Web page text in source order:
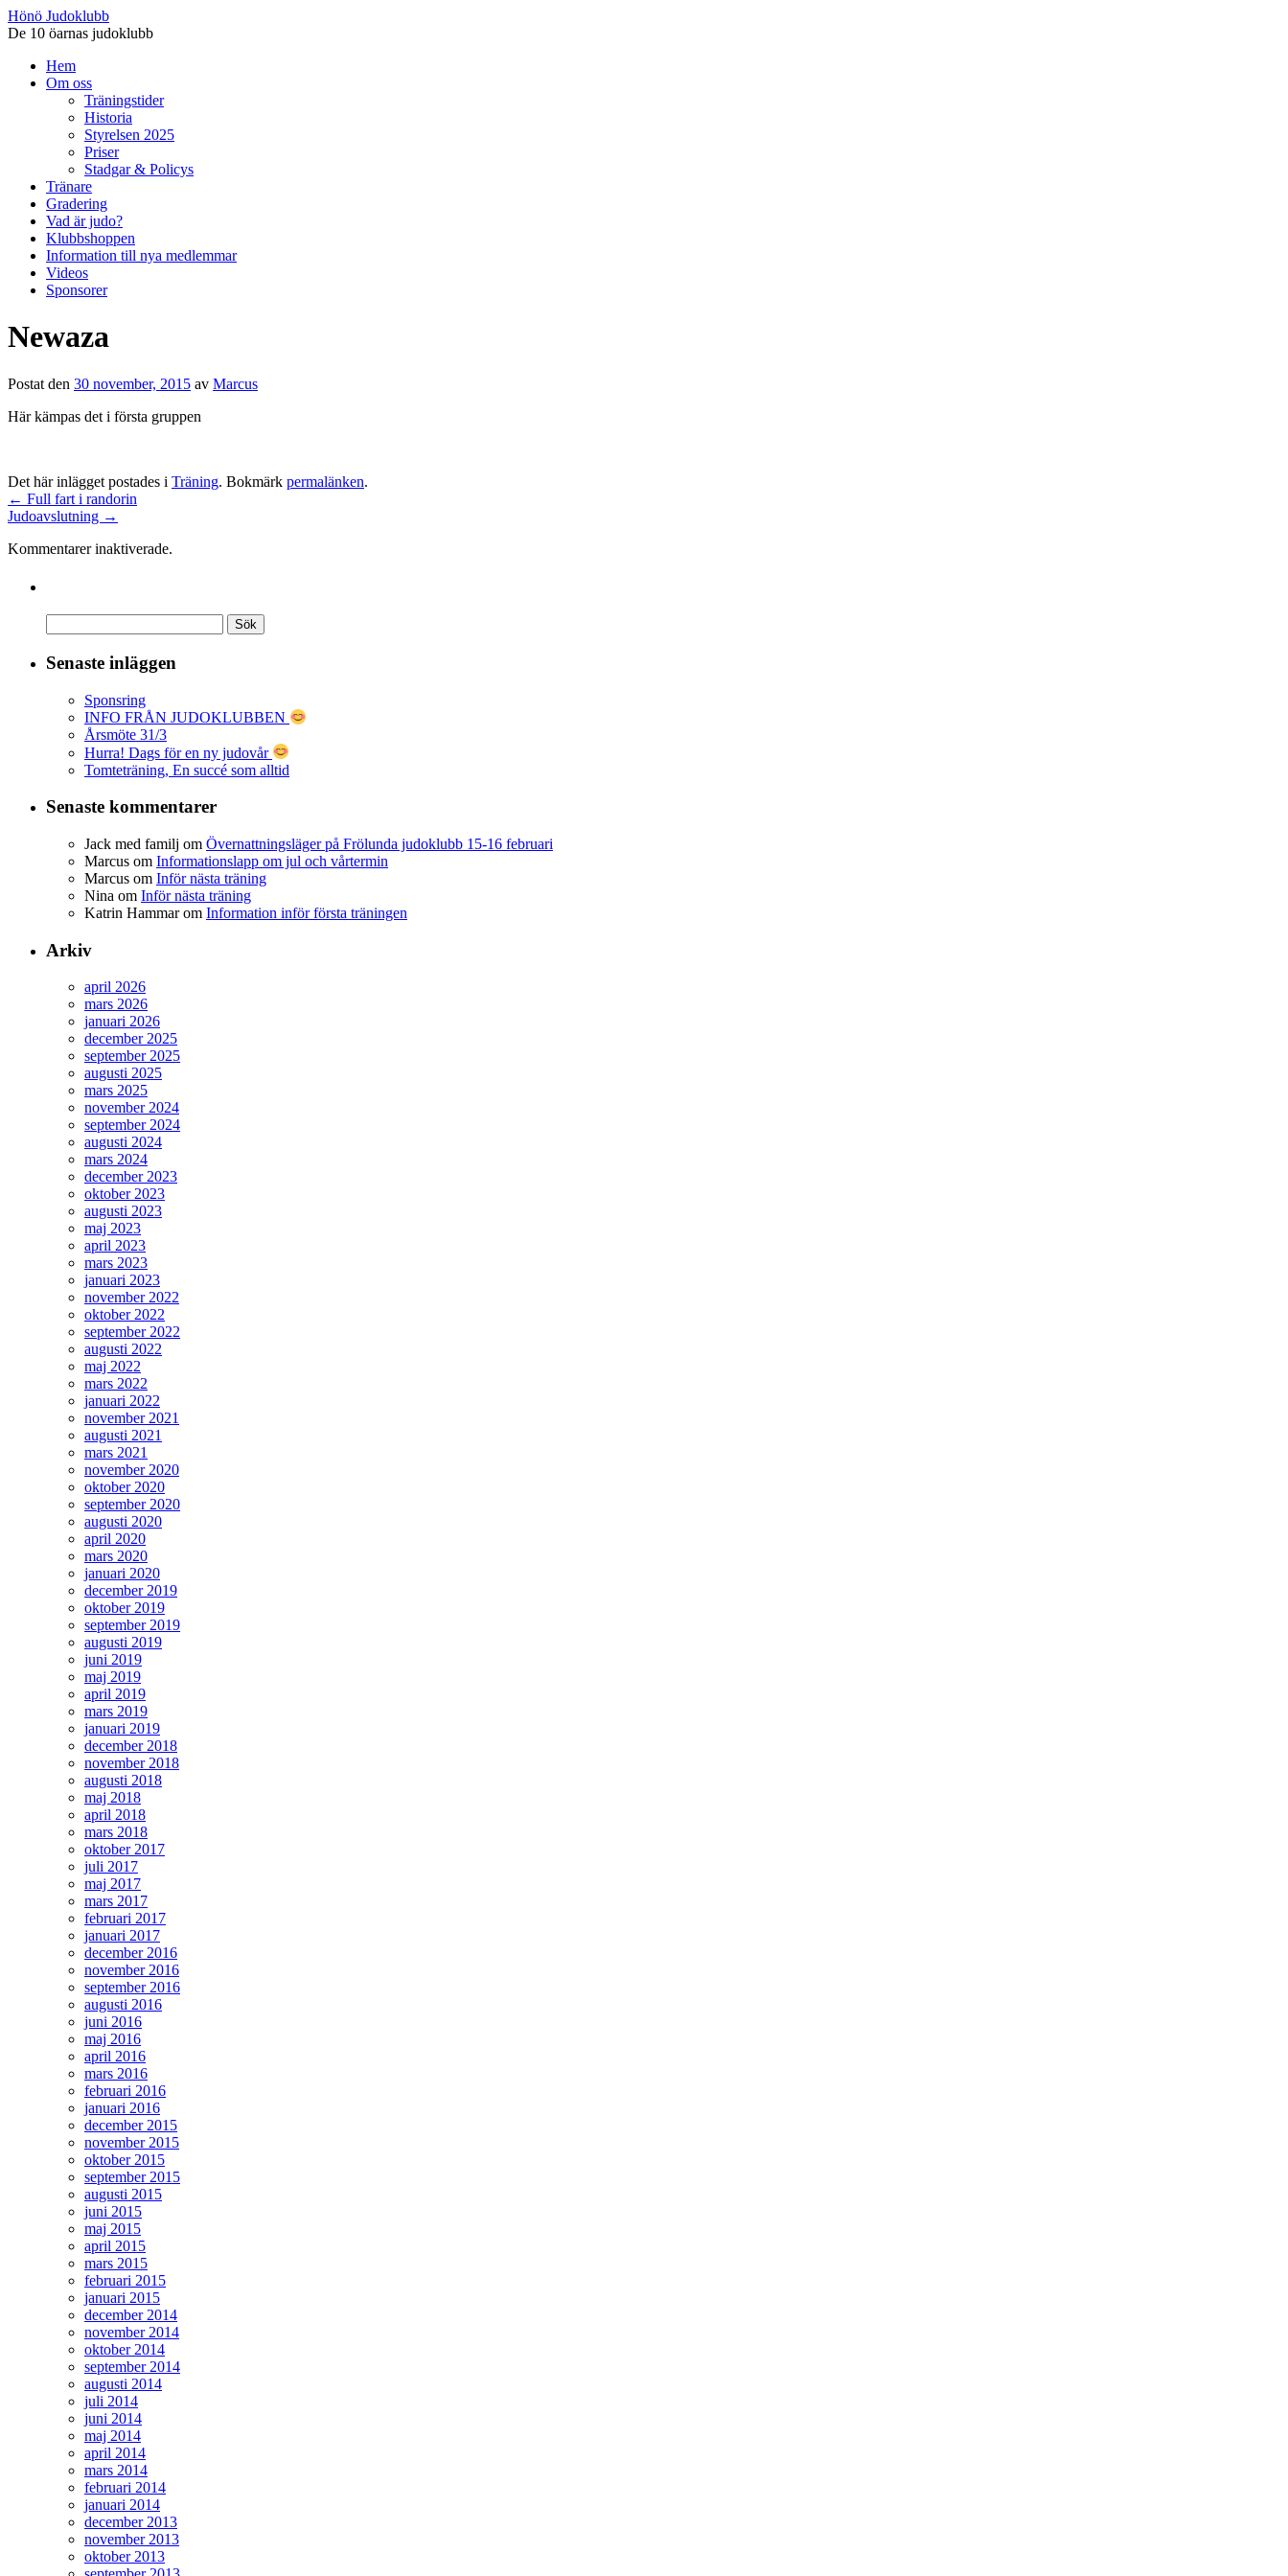
Hönö Judoklubb
De 10 öarnas judoklubb
Hem
Om oss
Träningstider
Historia
Styrelsen 2025
Priser
Stadgar & Policys
Tränare
Gradering
Vad är judo?
Klubbshoppen
Information till nya medlemmar
Videos
Sponsorer
Newaza
Postat den 30 november, 2015 av Marcus
Här kämpas det i första gruppen
Det här inlägget postades i Träning. Bokmärk permalänken.
← Full fart i randorin
Judoavslutning →
Kommentarer inaktiverade.
Senaste inläggen
Sponsring
INFO FRÅN JUDOKLUBBEN
Årsmöte 31/3
Hurra! Dags för en ny judovår
Tomteträning, En succé som alltid
Senaste kommentarer
Jack med familj om Övernattningsläger på Frölunda judoklubb 15-16 februari
Marcus om Informationslapp om jul och vårtermin
Marcus om Inför nästa träning
Nina om Inför nästa träning
Katrin Hammarom Information inför första träningen
Arkiv
april 2026
mars 2026
januari 2026
december 2025
september 2025
augusti 2025
mars 2025
november 2024
september 2024
augusti 2024
mars 2024
december 2023
oktober 2023
augusti 2023
maj 2023
april 2023
mars 2023
januari 2023
november 2022
oktober 2022
september 2022
augusti 2022
maj 2022
mars 2022
januari 2022
november 2021
augusti 2021
mars 2021
november 2020
oktober 2020
september 2020
augusti 2020
april 2020
mars 2020
januari 2020
december 2019
oktober 2019
september 2019
augusti 2019
juni 2019
maj 2019
april 2019
mars 2019
januari 2019
december 2018
november 2018
augusti 2018
maj 2018
april 2018
mars 2018
oktober 2017
juli 2017
maj 2017
mars 2017
februari 2017
januari 2017
december 2016
november 2016
september 2016
augusti 2016
juni 2016
maj 2016
april 2016
mars 2016
februari 2016
januari 2016
december 2015
november 2015
oktober 2015
september 2015
augusti 2015
juni 2015
maj 2015
april 2015
mars 2015
februari 2015
januari 2015
december 2014
november 2014
oktober 2014
september 2014
augusti 2014
juli 2014
juni 2014
maj 2014
april 2014
mars 2014
februari 2014
januari 2014
december 2013
november 2013
oktober 2013